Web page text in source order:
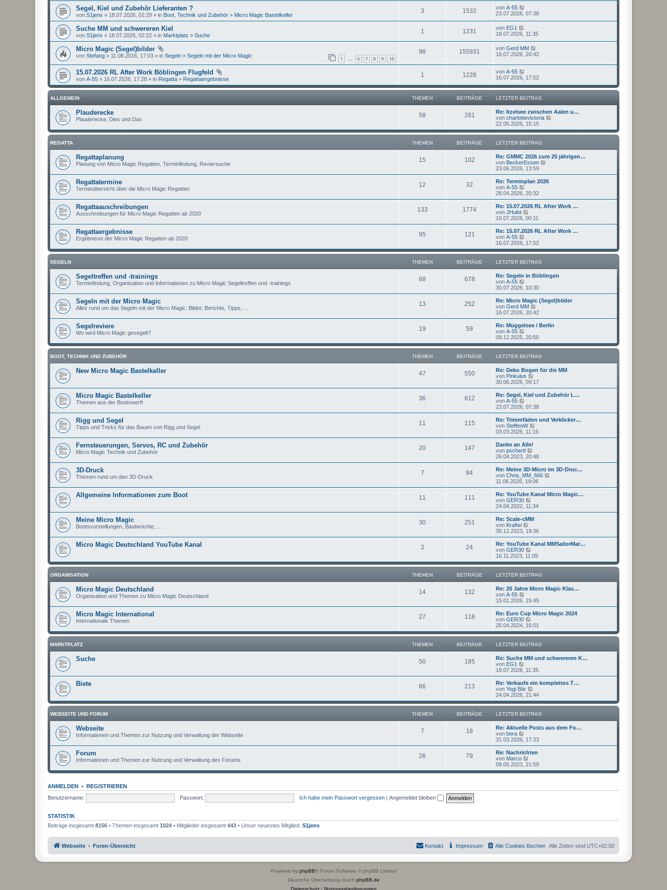
Segel, Kiel und Zubehör Lieferanten ?
von S1jens » 18.07.2026, 02:29 » in Boot, Technik und Zubehör » Micro Magic Bastelkeller
3 1532 von A-55
23.07.2026, 07:38
Suche MM und schwereren Kiel
von S1jens » 18.07.2026, 02:22 » in Marktplatz » Suche
1 1231 von EG1
18.07.2026, 11:35
Micro Magic (Segel)bilder
1 … 6 7 8 9 10
von Stefang » 11.08.2016, 17:03 » in Segeln » Segeln mit der Micro Magic
98 155931 von Gerd MM
16.07.2026, 20:42
15.07.2026 RL After Work Böblingen Flugfeld
von A-55 » 16.07.2026, 17:28 » in Regatta » Regattaergebnisse
1 1228 von A-55
16.07.2026, 17:52
ALLGEMEIN THEMEN BEITRÄGE LETZTER BEITRAG
Plauderecke
Plauderecke, Dies und Das
58 261
Re: Itzelsee zwischen Aalen u…
von charlottevictoria
u
e
r
i
g
22.05.2026, 15:15
REGATTA THEMEN BEITRÄGE LETZTER BEITRAG
Regattaplanung
Planung von Micro Magic Regatten, Terminfindung, Reviersuche
15 102
Re: GMMC 2026 zum 25 jährigen…
von BeckerEssen
u
e
r
B
r
23.06.2026, 13:59
Regattatermine
Terminübersicht über die Micro Magic Regatten
12 32
Re: Terminplan 2026
von A-55
e
u
e
s
t
r
B
e
t
a
g
28.04.2026, 20:32
Regattaauschreibungen
Ausschreibungen für Micro Magic Regatten ab 2020
133 1774
Re: 15.07.2026 RL After Work …
von JHulot
e
u
e
t
r
B
e
i
t
a
g
10.07.2026, 00:11
Regattaergebnisse
Ergebnisse der Micro Magic Regatten ab 2020
95 121
Re: 15.07.2026 RL After Work …
von A-55
e
u
e
s
r
e
i
t
r
a
g
16.07.2026, 17:52
SEGELN THEMEN BEITRÄGE LETZTER BEITRAG
Segeltreffen und -trainings
Terminfindung, Organisation und Informationen zu Micro Magic Segeltreffen und -trainings
68 678
Re: Segeln in Böblingen
von A-55
e
u
e
s
t
r
B
e
i
t
a
g
30.07.2026, 10:30
Segeln mit der Micro Magic
Alles rund um das Segeln mit der Micro Magic: Bilder, Berichte, Tipps, ...
13 252
Re: Micro Magic (Segel)bilder
von Gerd MM
e
u
e
t
r
B
e
i
t
a
g
16.07.2026, 20:42
Segelreviere
Wo wird Micro Magic gesegelt?
19 59
Re: Müggelsee / Berlin
von A-55
e
u
e
s
r
B
e
i
t
a
g
09.12.2025, 20:50
BOOT, TECHNIK UND ZUBEHÖR THEMEN BEITRÄGE LETZTER BEITRAG
New Micro Magic Bastelkeller 47 550
Re: Deko Bogen für die MM
von Pinkulus
e
u
e
t
B
e
i
g
30.06.2026, 09:17
Micro Magic Bastelkeller
Themen aus der Bootswerft
36 612
Re: Segel, Kiel und Zubehör L…
von A-55
e
u
e
s
t
r
B
e
i
r
a
g
23.07.2026, 07:38
Rigg und Segel
Tipps und Tricks für das Bauen von Rigg und Segel
11 115
Re: Trimmfäden und Verklicker…
von SteffenW
e
u
t
r
B
e
i
r
g
03.03.2026, 11:16
Fernsteuerungen, Servos, RC und Zubehör
Micro Magic Technik und Zubehör
20 147
Danke an Alle!
von pschertl
e
u
e
s
t
r
B
e
i
r
g
26.04.2023, 20:48
3D-Druck
Themen rund um den 3D-Druck
7 84
Re: Meine 3D-Micro im 3D-Druc…
von Chris_MM_666
u
e
r
11.06.2026, 19:06
Allgemeine Informationen zum Boot 11 111
Re: YouTube Kanal Micro Magic…
von GER30
e
u
e
t
r
B
e
i
t
a
g
24.04.2022, 11:34
Meine Micro Magic
Bootsvorstellungen, Bauberichte, ...
30 251
Re: Scale-cMM
von Kraftei
e
u
e
s
t
r
B
e
i
t
a
g
30.12.2023, 19:36
Micro Magic Deutschland YouTube Kanal 2 24
Re: YouTube Kanal MMSailorMar…
von GER30
e
u
e
s
r
e
i
t
a
g
16.11.2023, 11:09
ORGANISATION THEMEN BEITRÄGE LETZTER BEITRAG
Micro Magic Deutschland
Organisation und Themen zu Micro Magic Deutschland
14 132
Re: 20 Jahre Micro Magic Klas…
von A-55
e
u
e
s
t
r
B
e
i
t
a
g
15.01.2026, 15:45
Micro Magic International
Internationale Themen
27 118
Re: Euro Cup Micro Magic 2024
von GER30
e
u
e
s
r
e
i
t
r
a
g
25.04.2024, 16:01
MARKTPLATZ THEMEN BEITRÄGE LETZTER BEITRAG
Suche 50 185
Re: Suche MM und schwereren K…
von EG1
e
u
e
s
t
r
B
e
i
t
a
g
18.07.2026, 11:35
Biete 66 213
Re: Verkaufe ein komplettes T…
von Yogi Bär
e
u
e
s
r
e
i
t
a
g
24.04.2026, 21:44
WEBSEITE UND FORUM THEMEN BEITRÄGE LETZTER BEITRAG
Webseite
Informationen und Themen zur Nutzung und Verwaltung der Webseite
7 18
Re: Aktuelle Posts aus dem Fo…
von bora
e
u
e
s
t
r
i
31.03.2026, 17:33
Forum
Informationen und Themen zur Nutzung und Verwaltung des Forums
26 79
Re: Nachrichten
von Marco
e
u
09.05.2023, 21:59
ANMELDEN • REGISTRIEREN
Benutzername:
Passwort: Ich habe mein Passwort vergessen | Angemeldet bleiben
STATISTIK
Beiträge insgesamt 8156 • Themen insgesamt 1024 • Mitglieder insgesamt 443 • Unser neuestes Mitglied: S1jens
Webseite Foren-Übersicht Alle Zeiten sind UTC+02:00
Alle Cookies löschen
Impressum
Kontakt
Powered by phpBB® Forum Software © phpBB Limited
Deutsche Übersetzung durch phpBB.de
Datenschutz| Nutzungsbedingungen